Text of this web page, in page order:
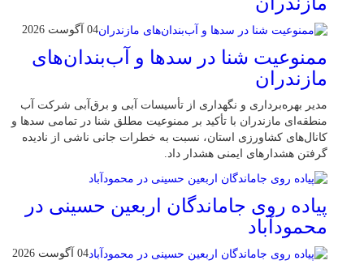
04 آگوست 2026
ممنوعیت شنا در سدها و آب‌بندان‌‌های
مازندران
مدیر بهره‌برداری و نگهداری از تأسیسات آبی و برق‌آبی شرکت آب
منطقه‌ای مازندران با تأکید بر ممنوعیت مطلق شنا در تمامی سدها و
کانال‌های کشاورزی استان، نسبت به خطرات جانی ناشی از نادیده
گرفتن هشدارهای ایمنی هشدار داد.
پیاده روی جاماندگان اربعین حسینی در
محمودآباد
04 آگوست 2026